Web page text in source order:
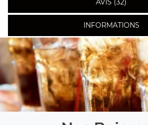
AVIS (32)
INFORMATIONS